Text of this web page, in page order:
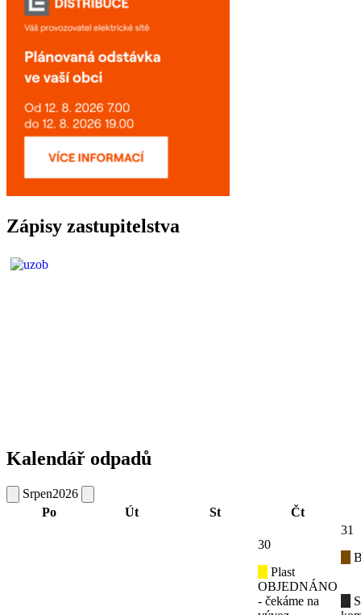
Zápisy zastupitelstva
Kalendář odpadů
Srpen2026
Po
Út St Čt
30
Plast
OBJEDNÁNO
- čekáme na
31